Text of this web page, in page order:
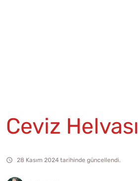
Ceviz Helvası
28 Kasım 2024 tarihinde güncellendi.